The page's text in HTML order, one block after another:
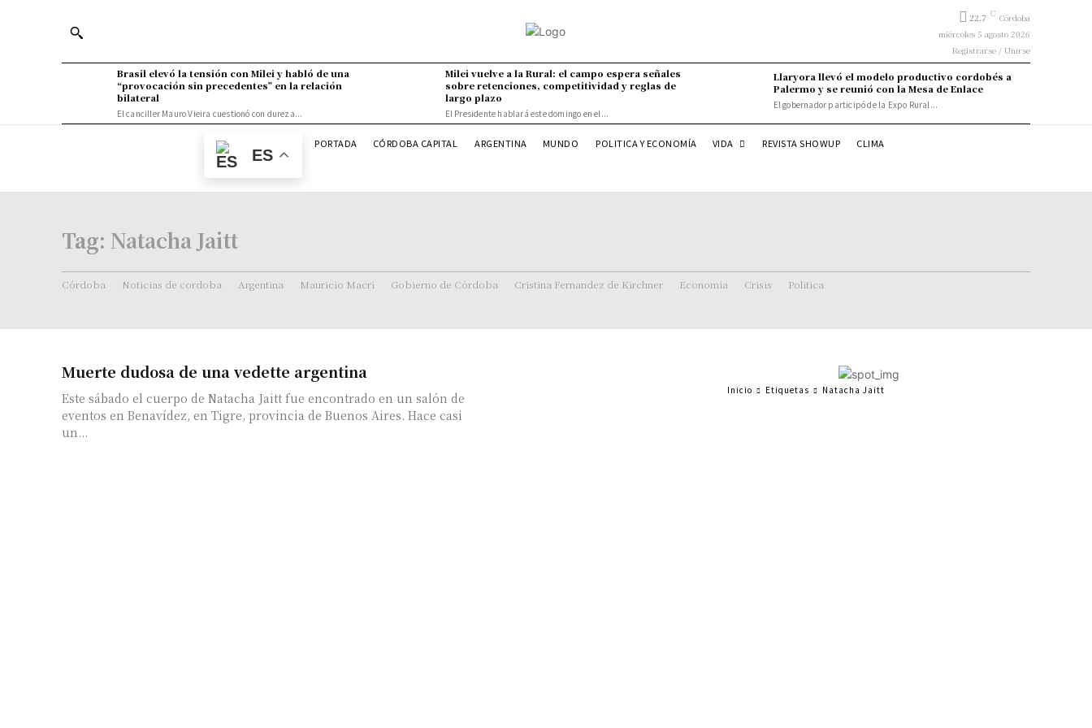
22.7 C Córdoba
miércoles 5 agosto 2026
Registrarse / Unirse
Brasil elevó la tensión con Milei y habló de una
“provocación sin precedentes” en la relación
bilateral
El canciller Mauro Vieira cuestionó con dureza...
Milei vuelve a la Rural: el campo espera señales
sobre retenciones, competitividad y reglas de
largo plazo
El Presidente hablará este domingo en el...
Llaryora llevó el modelo productivo cordobés a
Palermo y se reunió con la Mesa de Enlace
El gobernador participó de la Expo Rural...
ES
PORTADA CÓRDOBA CAPITAL ARGENTINA MUNDO POLITICA Y ECONOMÍA VIDA REVISTA SHOWUP CLIMA
Tag: Natacha Jaitt
Córdoba Noticias de cordoba Argentina Mauricio Macri Gobierno de Córdoba Cristina Fernandez de Kirchner Economía Crisis Politica
Muerte dudosa de una vedette argentina
Este sábado el cuerpo de Natacha Jaitt fue encontrado en un salón de
eventos en Benavídez, en Tigre, provincia de Buenos Aires. Hace casi
un...
Inicio Etiquetas Natacha Jaitt